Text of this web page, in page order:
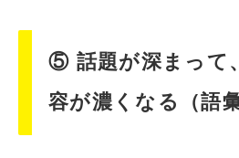
⑤ 話題が深まって
容が濃くなる（語